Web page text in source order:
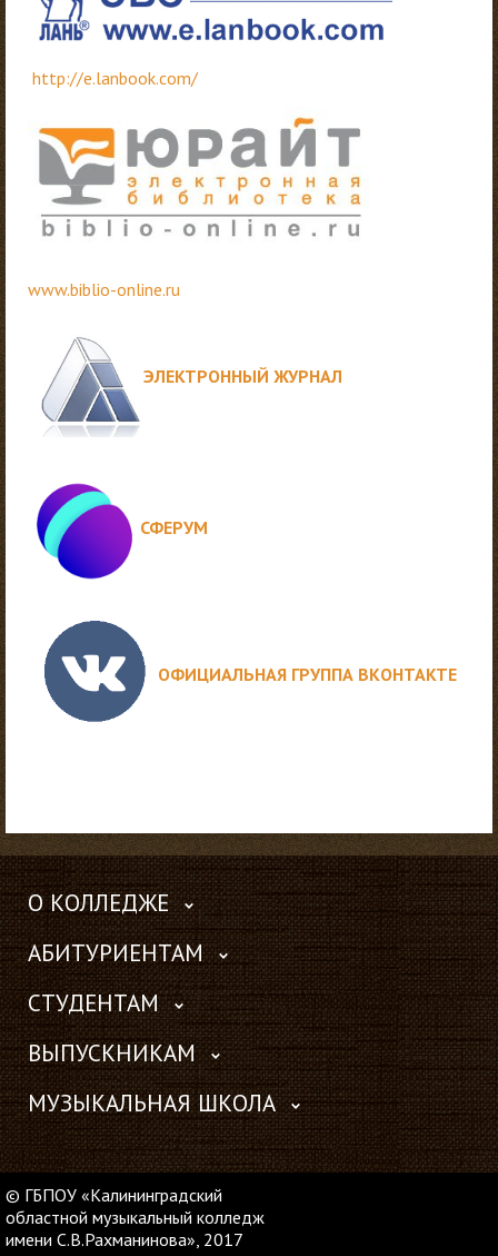
http://e.lanbook.com/
www.biblio-online.ru
ЭЛЕКТРОННЫЙ ЖУРНАЛ
СФЕРУМ
ОФИЦИАЛЬНАЯ ГРУППА ВКОНТАКТЕ
О КОЛЛЕДЖЕ
АБИТУРИЕНТАМ
СТУДЕНТАМ
ВЫПУСКНИКАМ
МУЗЫКАЛЬНАЯ ШКОЛА
© ГБПОУ «Калининградский
областной музыкальный колледж
имени С.В.Рахманинова», 2017